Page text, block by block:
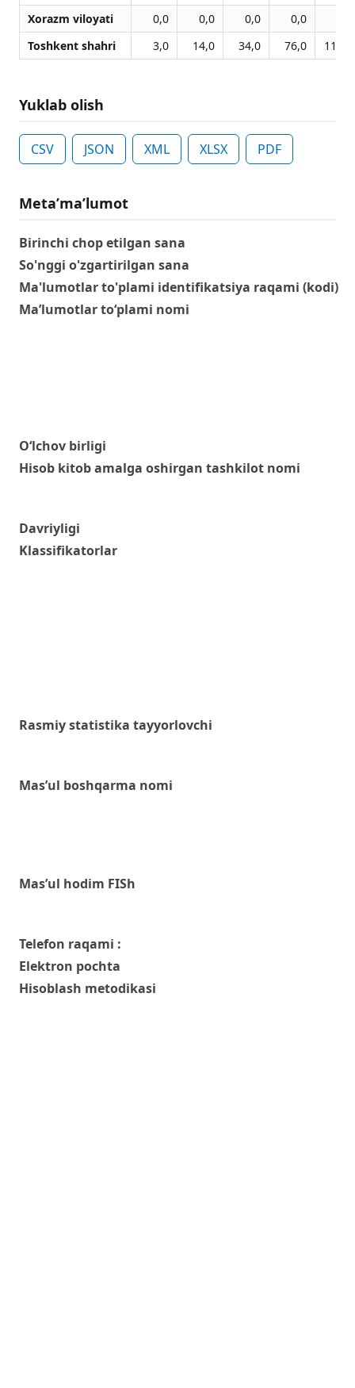
Xorazm viloyati
0,0 0,0 0,0 0,0
Toshkent shahri
3,0 14,0 34,0 76,0 111,0
Yuklab olish
CSV JSON XML XLSX PDF
Metaʼmaʼlumot
Birinchi chop etilgan sana
So'nggi o'zgartirilgan sana
Ma'lumotlar to'plami identifikatsiya raqami (kodi)
Ma’lumotlar to‘plami nomi
O‘lchov birligi
Hisob kitob amalga oshirgan tashkilot nomi
Davriyligi
Klassifikatorlar
Rasmiy statistika tayyorlovchi
Mas’ul boshqarma nomi
Mas’ul hodim FISh
Telefon raqami :
Elektron pochta
Hisoblash metodikasi